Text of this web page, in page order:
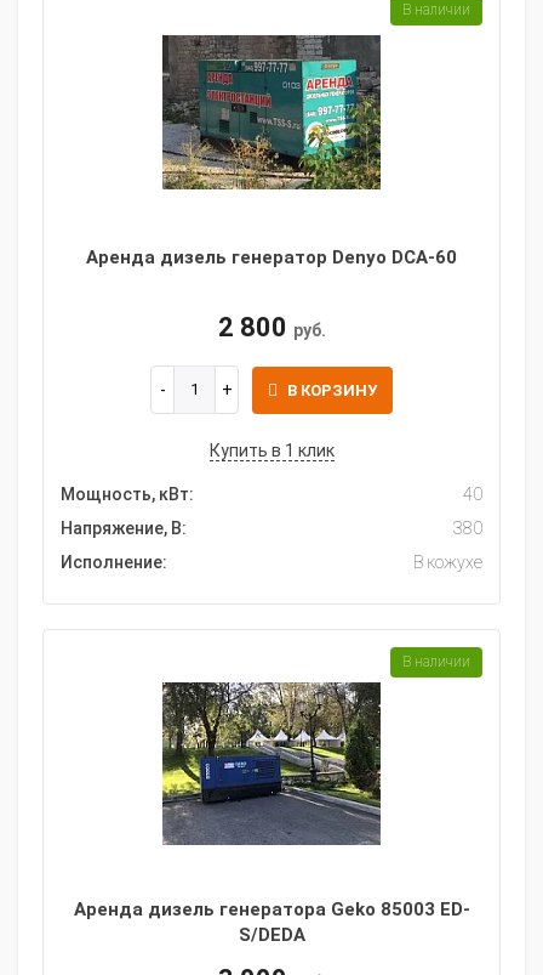
Аренда дизель генератор Denyo DCA-60
2 800 руб.
В КОРЗИНУ
Купить в 1 клик
Мощность, кВт:
40
Напряжение, В:
380
Исполнение:
В кожухе
В наличии
Аренда дизель генератора Geko 85003 ED-
S/DEDA
В наличии